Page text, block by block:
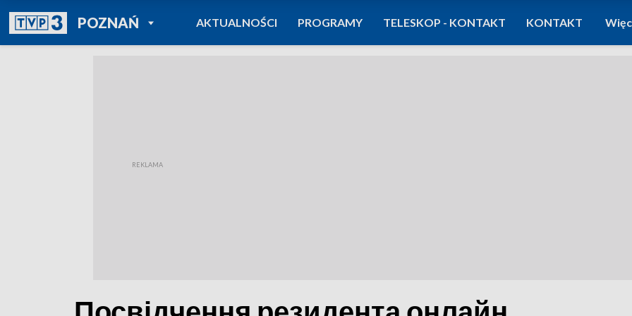
POZNAŃPOWRÓT DO
TVP REGIONY
AKTUALNOŚCI PROGRAMY TELESKOP - KONTAKT KONTAKT